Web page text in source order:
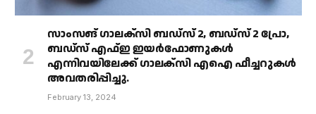
സാംസങ് ഗാലക്‌സി ബഡ്‌സ് 2, ബഡ്‌സ് 2 പ്രോ,
ബഡ്‌സ് എഫ്ഇ ഇയർഫോണുകൾ
എന്നിവയിലേക്ക് ഗാലക്‌സി എഐ ഫീച്ചറുകൾ
അവതരിപ്പിച്ചു.
February 13, 2024